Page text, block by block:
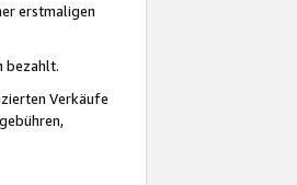
erstmaligen
bezahlt.
Verkäufe